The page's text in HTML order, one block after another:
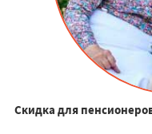
Скидка для